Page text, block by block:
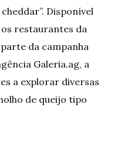
Disponível
restaurantes da
da campanha
Galeria.ag, a
a explorar diversas
de queijo tipo